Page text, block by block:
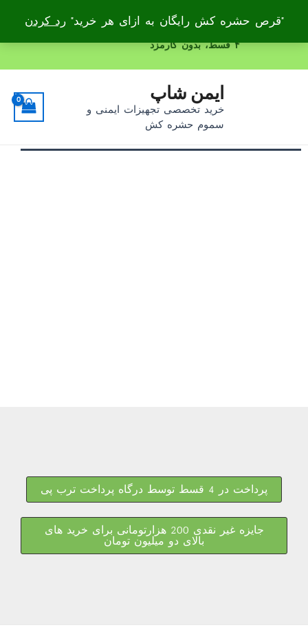
"قرص حشره کش رایگان به ازای هر خرید"رد کردن
به
ایمن شاپ
خرید تخصصی تجهیزات ایمنی و
سموم حشره کش
پرداخت در 4 قسط توسط درگاه پرداخت ترب پی
جایزه غیر نقدی 200 هزارتومانی برای خرید های
بالای دو میلیون تومان